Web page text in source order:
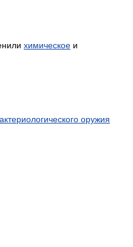
химическое и
оружия